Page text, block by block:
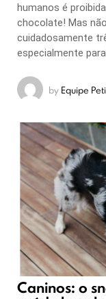
humanos é
chocolate! Mas
cuidadosamente
especialmente para
by Equipe
Caninos: o